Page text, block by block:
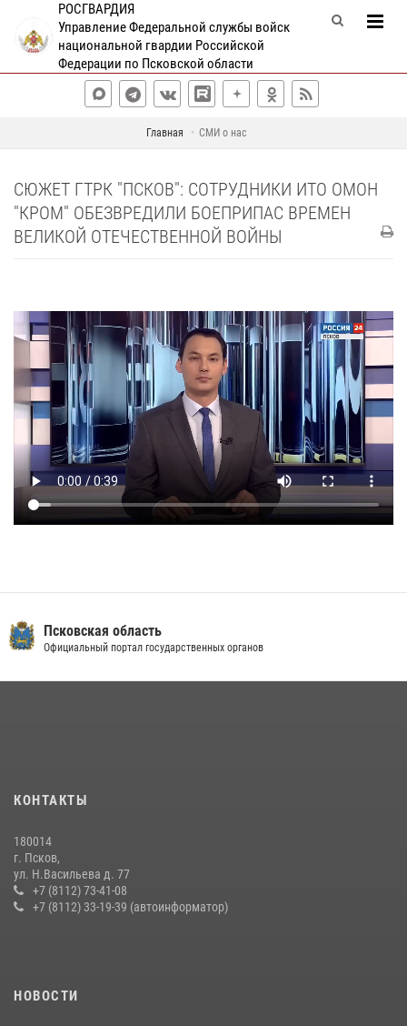
РОСГВАРДИЯ
Управление Федеральной службы войск
национальной гвардии Российской
Федерации по Псковской области
Главная СМИ о нас
СЮЖЕТ ГТРК "ПСКОВ": СОТРУДНИКИ ИТО ОМОН
"КРОМ" ОБЕЗВРЕДИЛИ БОЕПРИПАС ВРЕМЕН
ВЕЛИКОЙ ОТЕЧЕСТВЕННОЙ ВОЙНЫ
Псковская область
Официальный портал государственных органов
КОНТАКТЫ
180014
г. Псков,
ул. Н.Васильева д. 77
+7 (8112) 73-41-08
+7 (8112) 33-19-39 (автоинформатор)
НОВОСТИ